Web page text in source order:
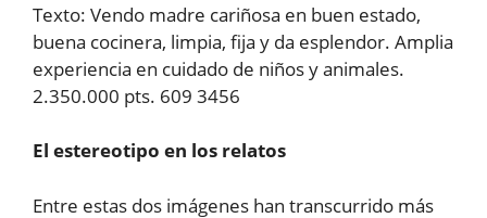
Texto: Vendo madre cariñosa en buen estado,
buena cocinera, limpia, fija y da esplendor. Amplia
experiencia en cuidado de niños y animales.
2.350.000 pts. 609 3456
El estereotipo en los relatos
Entre estas dos imágenes han transcurrido más